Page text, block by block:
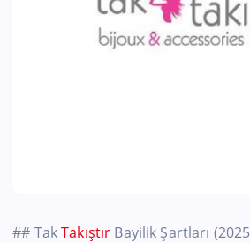
## TakTakıştır Bayilik Şartları